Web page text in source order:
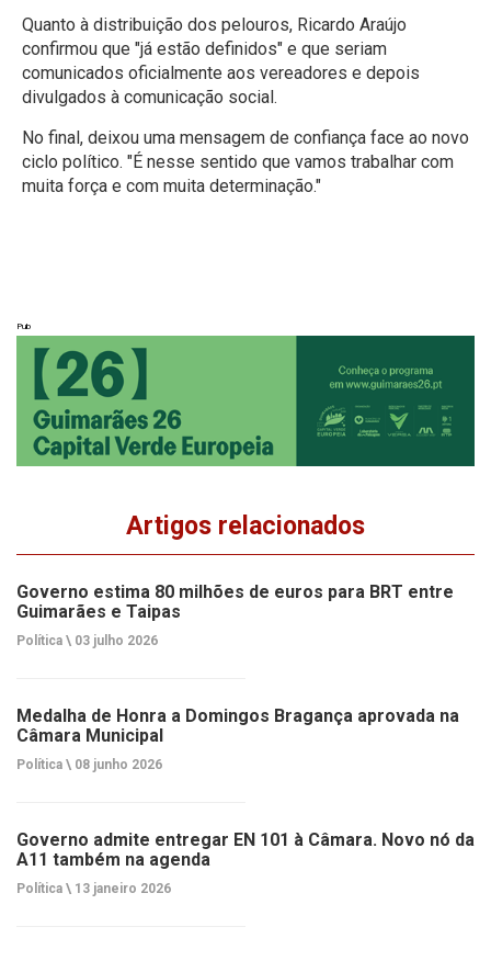
Quanto à distribuição dos pelouros, Ricardo Araújo
confirmou que "já estão definidos" e que seriam
comunicados oficialmente aos vereadores e depois
divulgados à comunicação social.
No final, deixou uma mensagem de confiança face ao novo
ciclo político. "É nesse sentido que vamos trabalhar com
muita força e com muita determinação."
Pub
Artigos relacionados
Governo estima 80 milhões de euros para BRT entre
Guimarães e Taipas
Política \ 03 julho 2026
Medalha de Honra a Domingos Bragança aprovada na
Câmara Municipal
Política \ 08 junho 2026
Governo admite entregar EN 101 à Câmara. Novo nó da
A11 também na agenda
Política \ 13 janeiro 2026